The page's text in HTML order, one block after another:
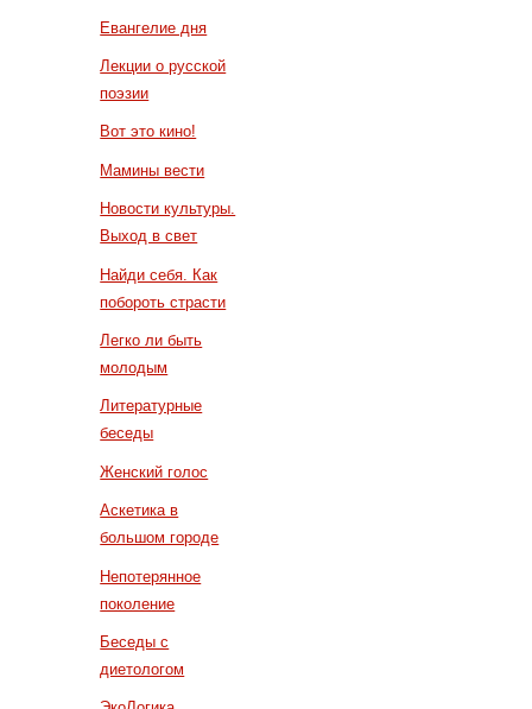
Евангелие дня
Лекции о русской
поэзии
Вот это кино!
Мамины вести
Новости культуры.
Выход в свет
Найди себя. Как
побороть страсти
Легко ли быть
молодым
Литературные
беседы
Женский голос
Аскетика в
большом городе
Непотерянное
поколение
Беседы с
диетологом